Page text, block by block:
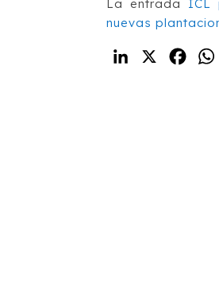
La entrada ICL
nuevas
LinkedIn
X